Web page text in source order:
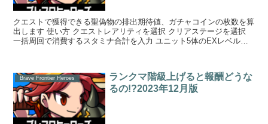
クエストで獲得できる聖偽物の排出期待値、ガチャコインの枚数を算
出します 使い方 クエストレアリティを選択 クリアステージを選択
一括周回で消費するスタミナ合計を入力 ユニット5体のEXレベル合
Brave Frontier Heroes
ランクマ階級上げると報酬どうな
るの!?2023年12月版